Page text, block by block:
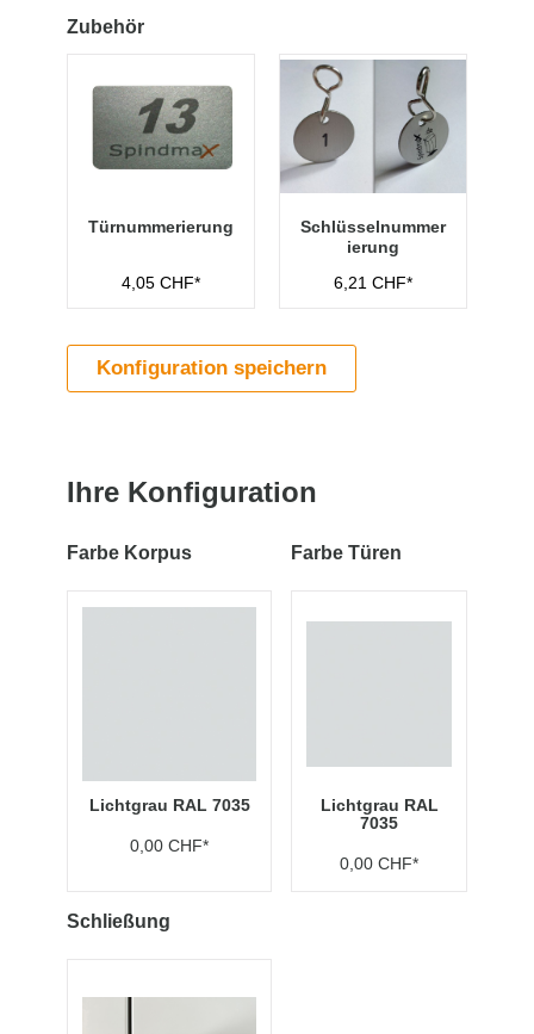
Zubehör
Türnummerierung
4,05 CHF*
Schlüsselnummer
ierung
6,21 CHF*
Konfiguration speichern
Ihre Konfiguration
Farbe Korpus
Lichtgrau RAL 7035
0,00 CHF*
Farbe Türen
Lichtgrau RAL
7035
0,00 CHF*
Schließung